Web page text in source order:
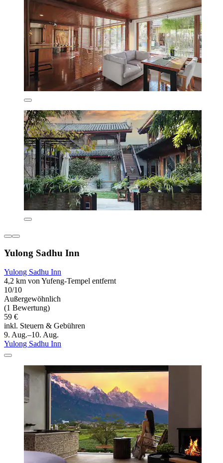
Yulong Sadhu Inn
Yulong Sadhu Inn
4,2 km von Yufeng-Tempel entfernt
10/10
Außergewöhnlich
(1 Bewertung)
59 €
inkl. Steuern & Gebühren
9. Aug.–10. Aug.
Yulong Sadhu Inn